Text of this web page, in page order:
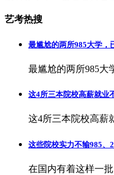
艺考热搜
最尴尬的两所985大学，
最尴尬的两所985大
这4所三本院校高薪就业
这4所三本院校高薪
这些院校实力不输985、
在国内有着这样一